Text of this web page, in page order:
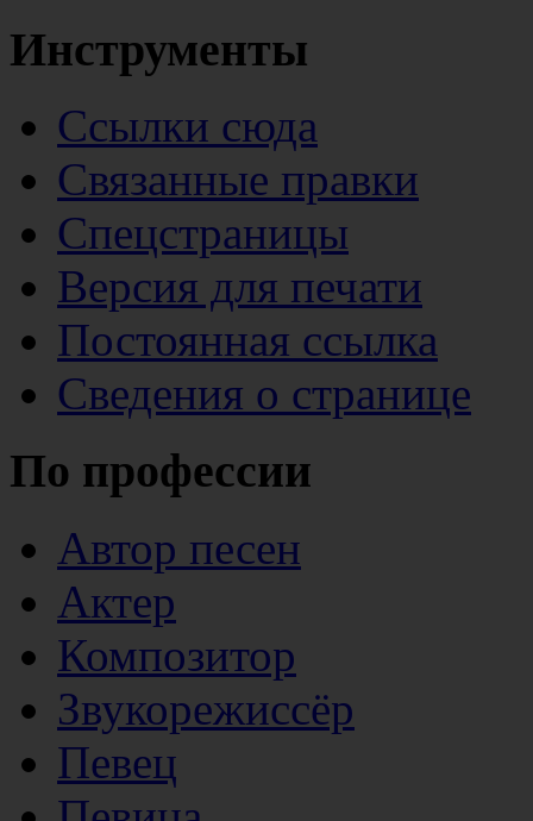
Инструменты
Ссылки сюда
Связанные правки
Спецстраницы
Версия для печати
Постоянная ссылка
Сведения о странице
По профессии
Автор песен
Актер
Композитор
Звукорежиссёр
Певец